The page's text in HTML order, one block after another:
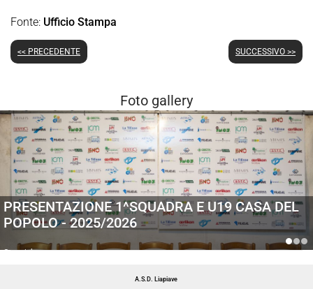
Fonte: Ufficio Stampa
<< PRECEDENTE SUCCESSIVO >>
Foto gallery
PRESENTAZIONE 1^SQUADRA E U19 CASA DEL
POPOLO - 2025/2026
Generiche
A.S.D. Liapiave